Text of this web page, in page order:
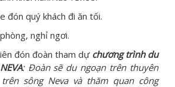
đón quý khách đi ăn tối.
nghỉ ngơi.
đón đoàn tham dự chương trình du
: Đoàn sẽ du ngoạn trên thuyên
sông Neva và thăm quan công